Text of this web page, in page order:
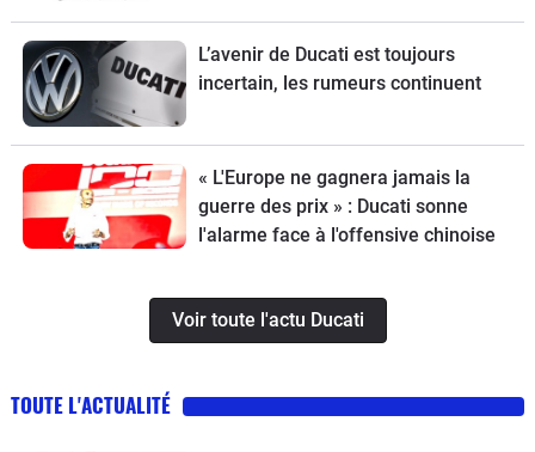
et la Norton Atlas à l’essai
L’avenir de Ducati est toujours
incertain, les rumeurs continuent
« L'Europe ne gagnera jamais la
guerre des prix » : Ducati sonne
l'alarme face à l'offensive chinoise
Voir toute l'actu Ducati
TOUTE L'ACTUALITÉ